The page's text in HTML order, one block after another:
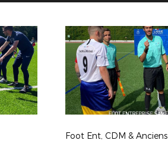
Foot Ent, CDM & Anciens